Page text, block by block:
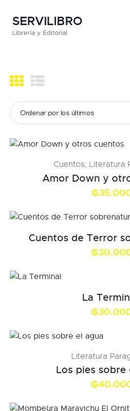
SERVILIBRO
Librería y Editorial
Cuentos, Literatura
Amor Down y
₲
Cuentos de Terror
₲
La
₲
Literatura
Los pies sobre
₲